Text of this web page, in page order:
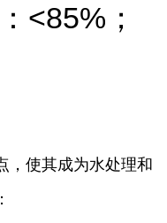
<85% ；
，使其成为水处理和